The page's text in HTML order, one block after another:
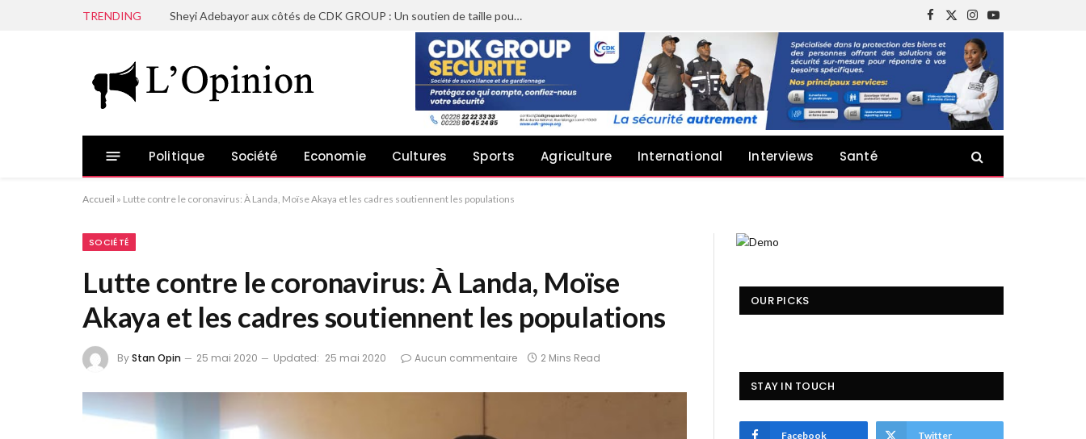
TRENDING Sheyi Adebayor aux côtés de CDK GROUP : Un soutien de taille pour le concert de Joachin Migos
Facebook
X
(Twitter)
Instagram
YouTube
Politique Société Economie Cultures Sports Agriculture International Interviews Santé
Accueil » Lutte contre le coronavirus: À Landa, Moïse Akaya et les cadres soutiennent les populations
SOCIÉTÉ
Lutte contre le coronavirus: À Landa, Moïse
Akaya et les cadres soutiennent les populations
ByStan Opin 25 mai 2020 Updated: 25 mai 2020 Aucun commentaire 2 Mins Read
OUR PICKS
STAY IN TOUCH
Facebook Twitter